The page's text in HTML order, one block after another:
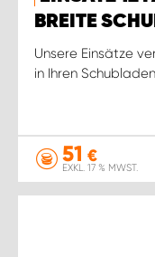
BREITE
Unsere Einsätze
in Ihren
51 €
EXKL. 17 % MWST.